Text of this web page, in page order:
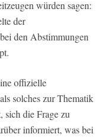
würden sagen:
der
den Abstimmungen
offizielle
solches zur Thematik
sich die Frage zu
informiert, was bei